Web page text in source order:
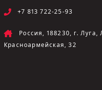
+7 813 722-25-93
Россия, 188230, г.
Красноармейская, 32